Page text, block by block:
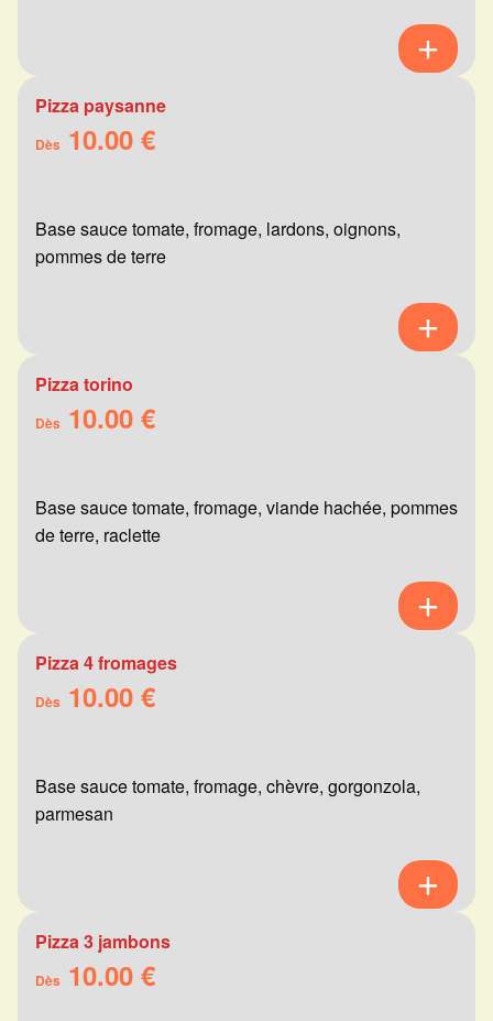
Pizza paysanne
Dès 10.00 €
Base sauce tomate, fromage, lardons, oignons,
pommes de terre
Pizza torino
Dès 10.00 €
Base sauce tomate, fromage, viande hachée, pommes
de terre, raclette
Pizza 4 fromages
Dès 10.00 €
Base sauce tomate, fromage, chèvre, gorgonzola,
parmesan
Pizza 3 jambons
Dès 10.00 €